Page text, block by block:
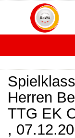
Herren
TTG EK
,